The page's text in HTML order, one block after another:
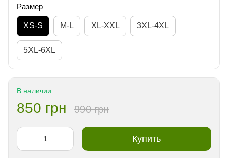
Размер
XS-S M-L XL-XXL 3XL-4XL
5XL-6XL
В наличии
850 грн 990 грн
Купить